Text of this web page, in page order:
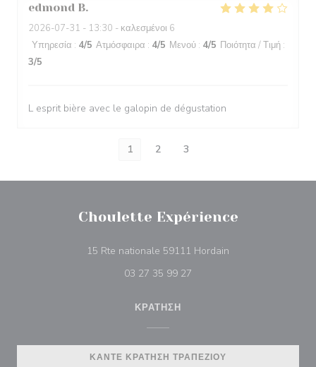
edmond B
2026-07-31 - 13:30 - καλεσμένοι 6
Υπηρεσία : 4/5 Ατμόσφαιρα : 4/5 Μενού : 4/5 Ποιότητα / Τιμή :
3/5
L esprit bière avec le galopin de dégustation
1 2 3
Choulette Expérience
15 Rte nationale 59111 Hordain
03 27 35 99 27
ΚΡΆΤΗΣΗ
ΚΆΝΤΕ ΚΡΆΤΗΣΗ ΤΡΑΠΕΖΙΟΎ